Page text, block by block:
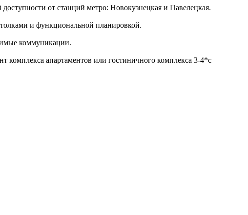
от станций метро: Новокузнецкая и Павелецкая.
и функциональной планировкой.
коммуникации.
комплекса апартаментов или гостиничного комплекса 3-4*с